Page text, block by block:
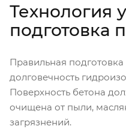
Технология
подготовка
Правильная
долговечность
Поверхность бетона
очищена от пыли,
загрязнений.